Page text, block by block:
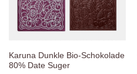
Karuna Dunkle Bio-Schokolade
80% Date Suger